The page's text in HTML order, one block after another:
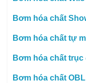
Bơm hóa chất
Bơm hóa chất tự
Bơm hóa chất
Bơm hóa chất